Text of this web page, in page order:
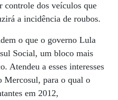
controle dos veículos que
a incidência de roubos.
o que o governo Lula
Social, um bloco mais
Atendeu a esses interesses
Mercosul, para o qual o
em 2012,